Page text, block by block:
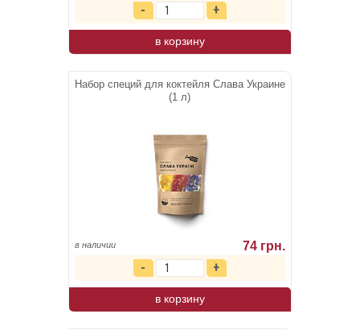
в корзину
Набор специй для коктейля Слава Украине
(1 л)
в наличии 74 грн.
в корзину